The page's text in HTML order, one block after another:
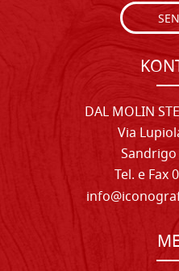
DAL MOLIN
Via
Sandrigo
Tel. e Fax